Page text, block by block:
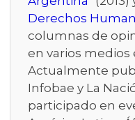
Derechos
columnas de
en varios medios
Actualmente
Infobae y La
participado en